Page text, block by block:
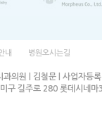
내 병원오시는길
과의원 | 김철문 | 사업자
구 길주로 280 롯데시네마